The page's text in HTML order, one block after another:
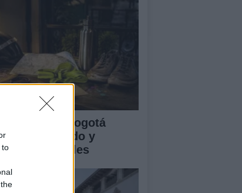
to
Nocturna Bogotá
recorrido y
especiales